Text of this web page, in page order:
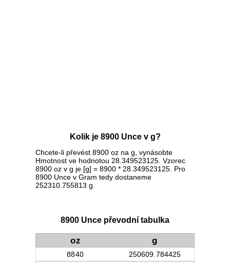
Kolik je 8900 Unce v g?
Chcete-li převést 8900 oz na g, vynásobte
Hmotnost ve hodnotou 28.349523125. Vzorec
8900 oz v g je [g] = 8900 * 28.349523125. Pro
8900 Unce v Gram tedy dostaneme
252310.755813 g.
8900 Unce převodní tabulka